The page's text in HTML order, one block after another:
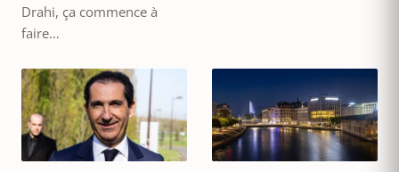
Drahi, ça commence à
faire…